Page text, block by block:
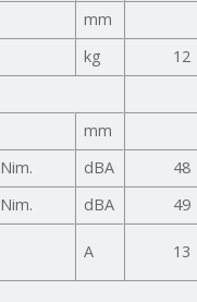
mm
kg
12
mm
Nim. dBA
48
Nim. dBA
49
A 13